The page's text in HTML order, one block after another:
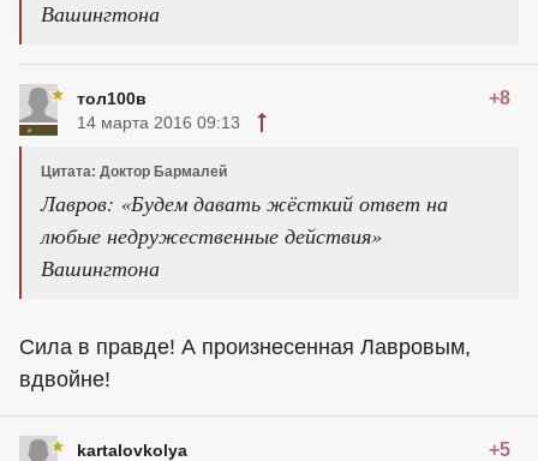
Вашингтона
тол100в +8
14 марта 2016 09:13
Цитата: Доктор Бармалей
Лавров: «Будем давать жёсткий ответ на
любые недружественные действия»
Вашингтона
Сила в правде! А произнесенная Лавровым,
вдвойне!
kartalovkolya +5